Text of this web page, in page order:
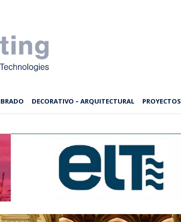
DECORATIVO – ARQUITECTURAL PROYECTOS